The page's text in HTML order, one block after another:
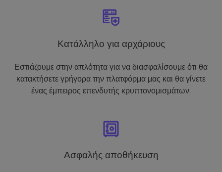
Κατάλληλο για αρχάριους
Εστιάζουμε στην απλότητα για να διασφαλίσουμε ότι θα
κατακτήσετε γρήγορα την πλατφόρμα μας και θα γίνετε
ένας έμπειρος επενδυτής κρυπτονομισμάτων.
Ασφαλής αποθήκευση